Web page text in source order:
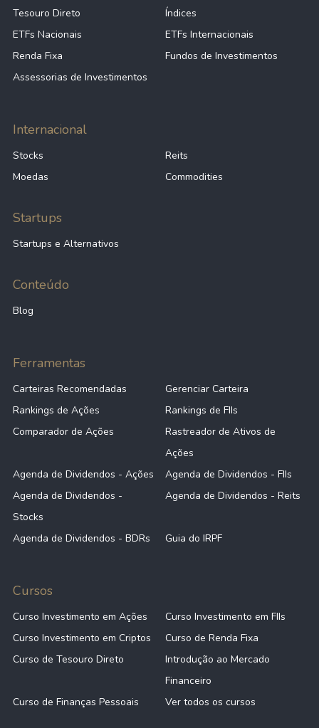
Tesouro Direto
Índices
ETFs Nacionais
ETFs Internacionais
Renda Fixa
Fundos de Investimentos
Assessorias de Investimentos
Internacional
Stocks
Reits
Moedas
Commodities
Startups
Startups e Alternativos
Conteúdo
Blog
Ferramentas
Carteiras Recomendadas
Gerenciar Carteira
Rankings de Ações
Rankings de FIIs
Comparador de Ações
Rastreador de Ativos de
Ações
Agenda de Dividendos - Ações
Agenda de Dividendos - FIIs
Agenda de Dividendos -
Stocks
Agenda de Dividendos - Reits
Agenda de Dividendos - BDRs Guia do IRPF
Cursos
Curso Investimento em Ações
Curso Investimento em FIIs
Curso Investimento em Criptos
Curso de Renda Fixa
Curso de Tesouro Direto
Introdução ao Mercado
Financeiro
Curso de Finanças Pessoais
Ver todos os cursos